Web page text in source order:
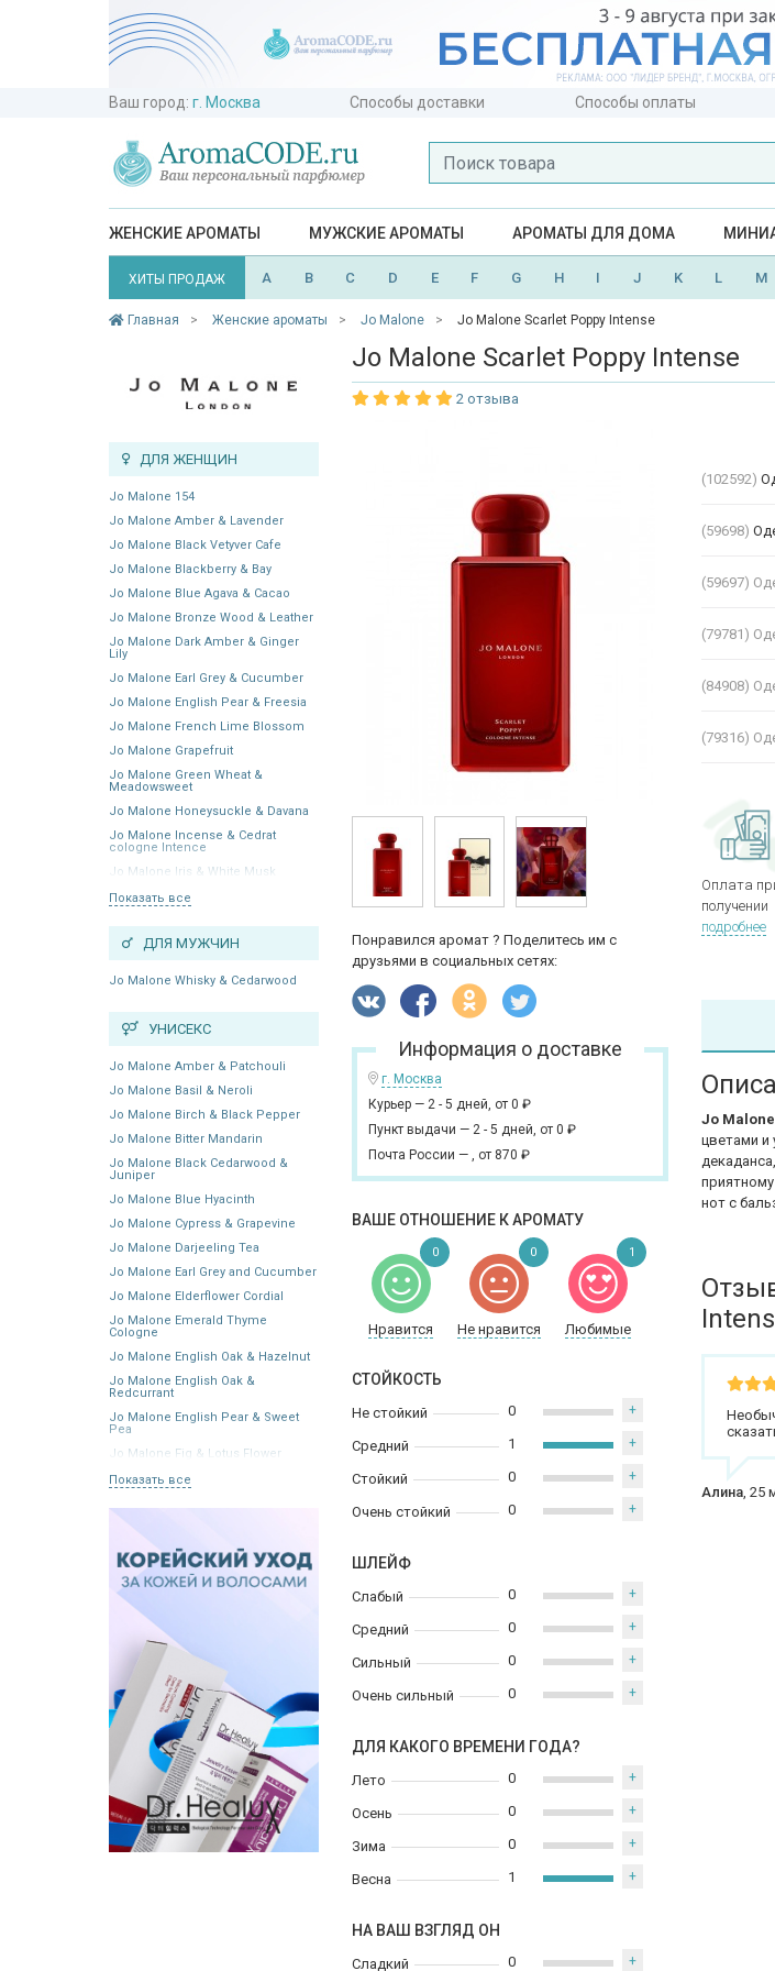
Ваш город: г. Москва Способы доставки Способы оплаты
ЖЕНСКИЕ АРОМАТЫ МУЖСКИЕ АРОМАТЫ АРОМАТЫ ДЛЯ ДОМА
ХИТЫ ПРОДАЖ A B C D E F G H I J K L M
Главная Женские ароматы Jo Malone Jo Malone Scarlet Poppy Intense
ДЛЯ ЖЕНЩИН
Jo Malone 154
Jo Malone Amber & Lavender
Jo Malone Black Vetyver Cafe
Jo Malone Blackberry & Bay
Jo Malone Blue Agava & Cacao
Jo Malone Bronze Wood & Leather
Jo Malone Dark Amber & Ginger
Lily
Jo Malone Earl Grey & Cucumber
Jo Malone English Pear & Freesia
Jo Malone French Lime Blossom
Jo Malone Grapefruit
Jo Malone Green Wheat &
Meadowsweet
Jo Malone Honeysuckle & Davana
Jo Malone Incense & Cedrat
cologne Intence
Jo Malone Iris & White Musk
Показать все
ДЛЯ МУЖЧИН
Jo Malone Whisky & Cedarwood
УНИСЕКС
Jo Malone Amber & Patchouli
Jo Malone Basil & Neroli
Jo Malone Birch & Black Pepper
Jo Malone Bitter Mandarin
Jo Malone Black Cedarwood &
Juniper
Jo Malone Blue Hyacinth
Jo Malone Cypress & Grapevine
Jo Malone Darjeeling Tea
Jo Malone Earl Grey and Cucumber
Jo Malone Elderflower Cordial
Jo Malone Emerald Thyme
Cologne
Jo Malone English Oak & Hazelnut
Jo Malone English Oak &
Redcurrant
Jo Malone English Pear & Sweet
Pea
Jo Malone Fig & Lotus Flower
Показать все
Jo Malone Scarlet Poppy Intense
2 отзыва
Понравился аромат ? Поделитесь им с
друзьями в социальных сетях:
Информация о доставке
г. Москва
Курьер — 2 - 5 дней, от 0 ₽
Пункт выдачи — 2 - 5 дней, от 0 ₽
Почта России — , от 870 ₽
ВАШЕ ОТНОШЕНИЕ К АРОМАТУ
Нравится Не нравится Любимые
0 0 1
СТОЙКОСТЬ
Не стойкий
Средний
Стойкий
Очень стойкий
0 +
1 +
0 +
0 +
ШЛЕЙФ
Слабый
Средний
Сильный
Очень сильный
0 +
0 +
0 +
0 +
ДЛЯ КАКОГО ВРЕМЕНИ ГОДА?
Лето
Осень
Зима
Весна
0 +
0 +
0 +
1 +
НА ВАШ ВЗГЛЯД ОН
Сладкий
0 +
(102592)
(59698)
(59697)
(79781)
(84908)
(79316)
Оплата
получении
подробнее
Jo
цветами и
нот с
Алина,25